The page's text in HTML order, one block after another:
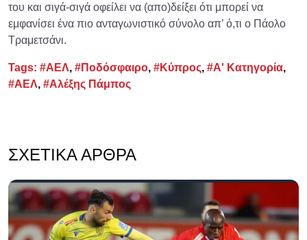
του και σιγά-σιγά οφείλει να (απο)δείξει ότι μπορεί να
εμφανίσει ένα πιο ανταγωνιστικό σύνολο απ’ ό,τι ο Πάολο
Τραμετσάνι.
Tags: #ΑΕΛ, #Ποδόσφαιρο, #Κύπρος, #Α' Κατηγορία,
#ΑΕΛ, #Αλέξης Πάμπος
ΣΧΕΤΙΚΆ ΆΡΘΡΑ